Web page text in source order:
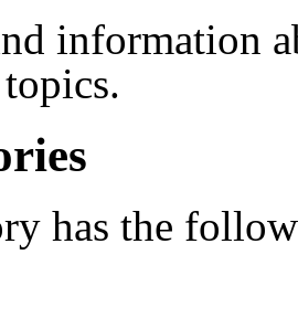
information
has the